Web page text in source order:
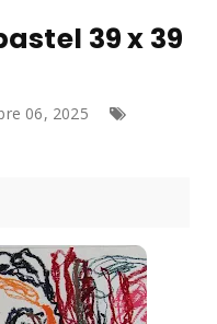
39 x 39
06, 2025